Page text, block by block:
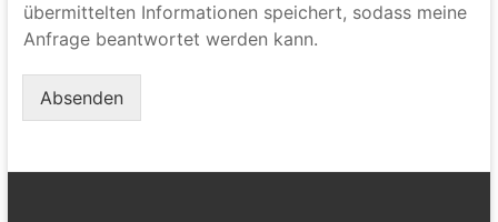
übermittelten Informationen speichert, sodass meine
Anfrage beantwortet werden kann.
Absenden